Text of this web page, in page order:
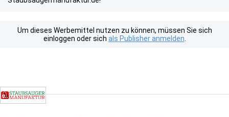
Um dieses Werbemittel nutzen zu können, müssen Sie sich
einloggen oder sich als Publisher anmelden